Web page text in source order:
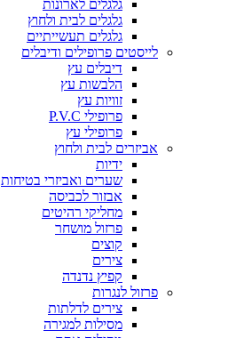
גלגלים לארונות
גלגלים לבית ולחוץ
גלגלים תעשייתיים
לייסטים פרופילים ודיבלים
דיבלים עץ
הלבשות עץ
זוויות עץ
פרופילי P.V.C
פרופילי עץ
אביזרים לבית ולחוץ
ידיות
שערים ואביזרי בטיחות
אבזור לכביסה
מחליקי רהיטים
פרזול מושחר
קוצים
צירים
קפיץ נדנדה
פרזול לנגרות
צירים לדלתות
מסילות למגירה